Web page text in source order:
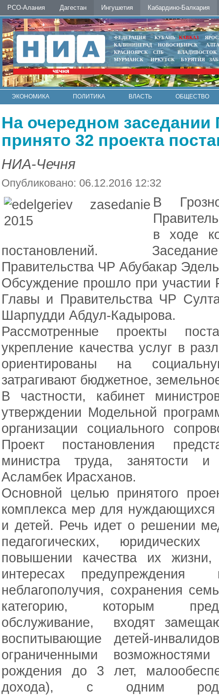
РСО-Алания Дагестан Ингушетия Кабардино-Балкария
ФЕДЕРАЦИЯ КУБАНЬ КАВКАЗ
КАЛИНИНГРАД
НОВОСИБИРСК
КРАСНОЯРСК
СПБ
ВЛАДИВОСТОК
МУРМАНСК
ИРКУТСК БУРЯТИЯ
ЭКОНОМИКА ПОЛИТИКА ВЛАСТЬ
ОБЩЕСТВО
На очередном заседании
принято 32 проекта
НИА-Чечня
Опубликовано: 06.12.2016 12:32
В
в ходе
постановлений.
Правительства ЧР Абубакар
Обсуждение прошло при участии
Главы и Правительства ЧР
Шарпудди Абдул-Кадырова.
Рассмотренные проекты
укрепление качества услуг в
ориентированы на
затрагивают бюджетное,
В частности, кабинет
утверждении Модельной
организации социального
Проект постановления
министра труда, занятости
Асламбек Ирасханов.
Основной целью принятого
комплекса мер для
и детей. Речь идет о решении
педагогических,
повышении качества их
интересах предупреждения
неблагополучия, сохранения
категорию, которым
обслуживание, входят
воспитывающие детей-
ограниченными
рождения до 3 лет,
дохода), с одним